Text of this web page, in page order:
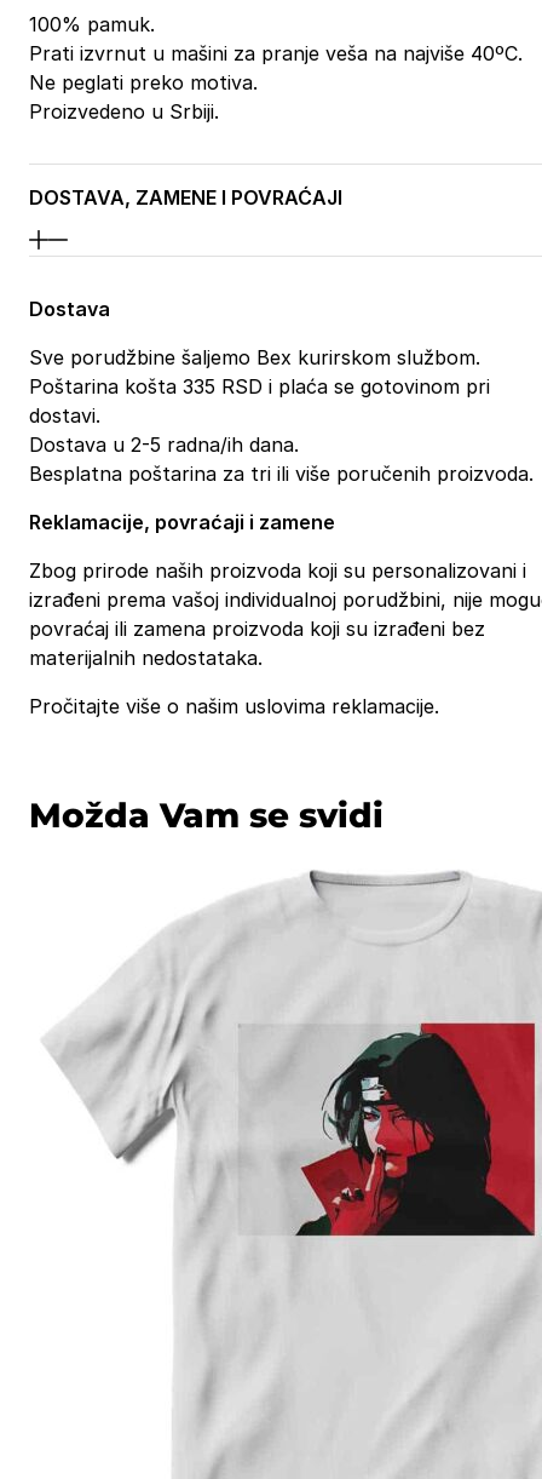
100% pamuk.
Prati izvrnut u mašini za pranje veša na najviše 40ºC.
Ne peglati preko motiva.
Proizvedeno u Srbiji.
DOSTAVA, ZAMENE I POVRAĆAJI
Dostava
Sve porudžbine šaljemo Bex kurirskom službom.
Poštarina košta 335 RSD i plaća se gotovinom pri
dostavi.
Dostava u 2-5 radna/ih dana.
Besplatna poštarina za tri ili više poručenih proizvoda.
Reklamacije, povraćaji i zamene
Zbog prirode naših proizvoda koji su personalizovani i
izrađeni prema vašoj individualnoj porudžbini, nije
povraćaj ili zamena proizvoda koji su izrađeni bez
materijalnih nedostataka.
Pročitajte više o našim uslovima reklamacije.
Možda Vam se svidi